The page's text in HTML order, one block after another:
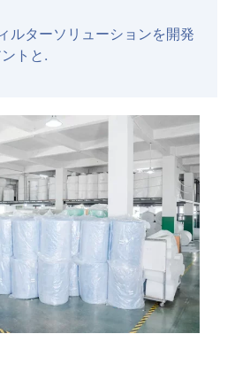
ルターソリューションを開発
トと.